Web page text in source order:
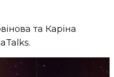
та Каріна